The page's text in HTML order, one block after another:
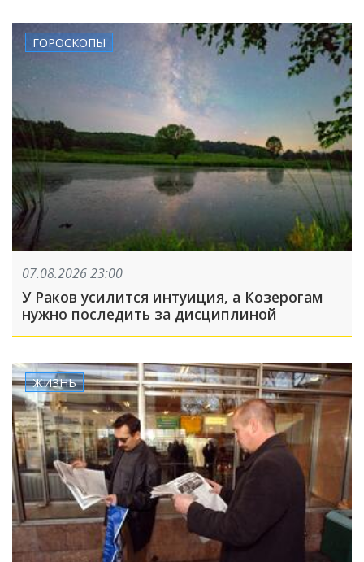
ГОРОСКОПЫ
07.08.2026 23:00
У Раков усилится интуиция, а Козерогам
нужно последить за дисциплиной
ЖИЗНЬ